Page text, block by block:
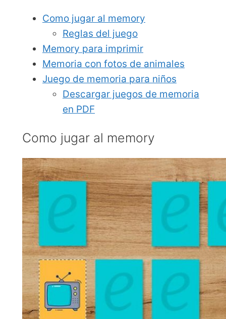
Como jugar al memory
Reglas del juego
Memory para imprimir
Memoria con fotos de animales
Juego de memoria para niños
Descargar juegos de memoria
en PDF
Como jugar al memory